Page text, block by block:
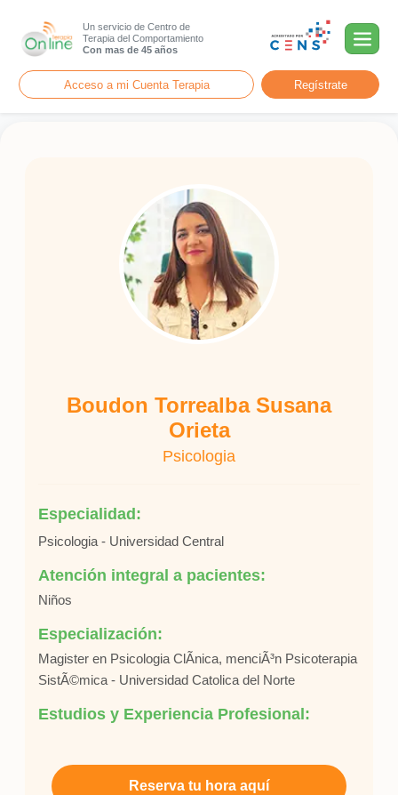
Un servicio de Centro de
Terapia del Comportamiento
Con mas de 45 años
Acceso a mi Cuenta Terapia Regístrate
Boudon Torrealba Susana
Orieta
Psicologia
Especialidad:
Psicologia - Universidad Central
Atención integral a pacientes:
Niños
Especialización:
Magister en Psicologia ClÃ­nica, menciÃ³n Psicoterapia
SistÃ©mica - Universidad Catolica del Norte
Estudios y Experiencia Profesional:
Reserva tu hora aquí